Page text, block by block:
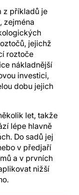
z příkladů je
zejména
jejichž
roztoče
nákladnější
investici,
dobu jejich
let, takže
lépe hlavně
Do sadů jej
v předjaří
a v prvních
nižší